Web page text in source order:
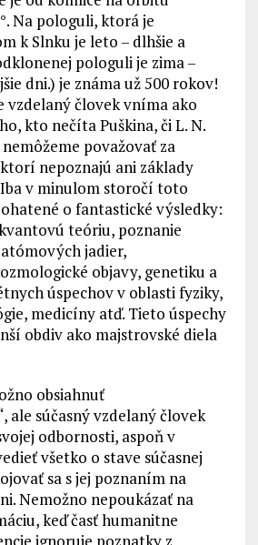
Na pologuli, ktorá je
k Slnku je leto – dlhšie a
pologuli je zima –
dni.) je známa už 500 rokov!
vzdelaný človek vníma ako
kto nečíta Puškina, či L. N.
považovať za
nepoznajú ani základy
v minulom storočí toto
o fantastické výsledky:
teóriu, poznanie
jadier,
objavy, genetiku a
úspechov v oblasti fyziky,
medicíny atď. Tieto úspechy
obdiv ako majstrovské diela
obsiahnuť
ale súčasný vzdelaný človek
odbornosti, aspoň v
všetko o stave súčasnej
sa s jej poznaním na
Nemožno nepoukázať na
keď časť humanitne